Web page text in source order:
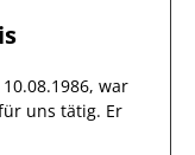
10.08.1986, war
uns tätig. Er